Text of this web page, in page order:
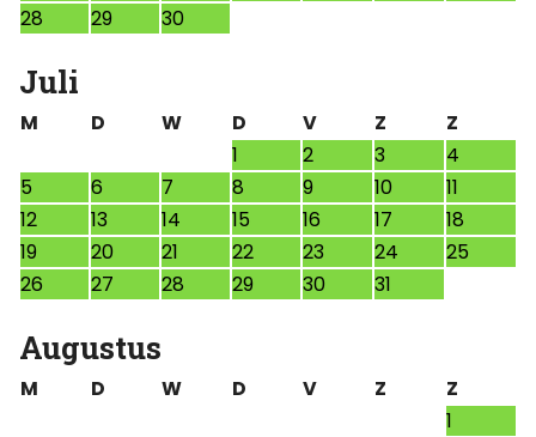
28
29 30
Juli
M D W D V Z
Z
1
2 3
4
5
6 7 8 9 10
11
12
13 14 15 16 17
18
19
20 21 22 23 24
25
26
27 28 29 30 31
Augustus
M D W D V Z
Z
1